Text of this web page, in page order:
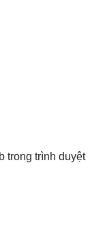
trong trình duyệt